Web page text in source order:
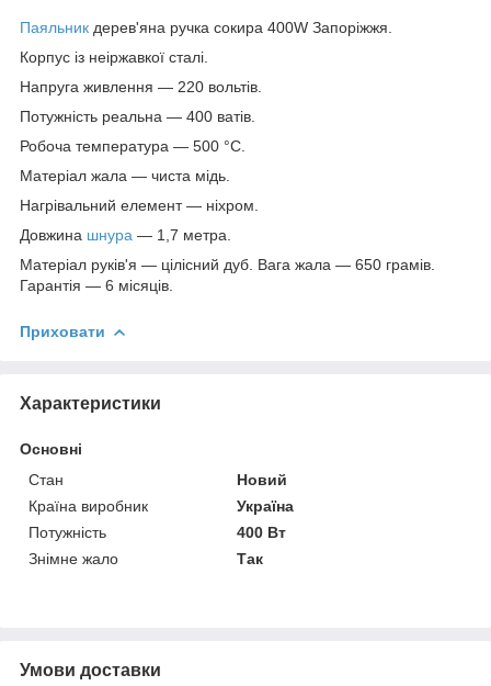
Паяльник дерев'яна ручка сокира 400W Запоріжжя.
Корпус із неіржавкої сталі.
Напруга живлення — 220 вольтів.
Потужність реальна — 400 ватів.
Робоча температура — 500 °C.
Матеріал жала — чиста мідь.
Нагрівальний елемент — ніхром.
Довжина шнура — 1,7 метра.
Матеріал руків'я — цілісний дуб. Вага жала — 650 грамів.
Гарантія — 6 місяців.
Приховати
Характеристики
Основні
Стан
Новий
Країна виробник
Україна
Потужність
400 Вт
Знімне жало
Так
Умови доставки